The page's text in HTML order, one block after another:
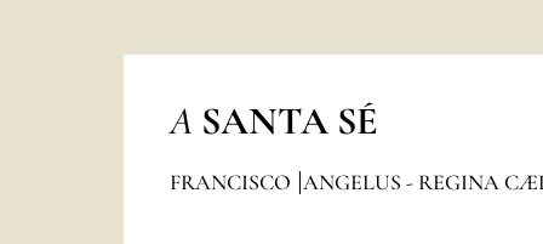
A SANTA SÉ
FRANCISCO ANGELUS - REGINA